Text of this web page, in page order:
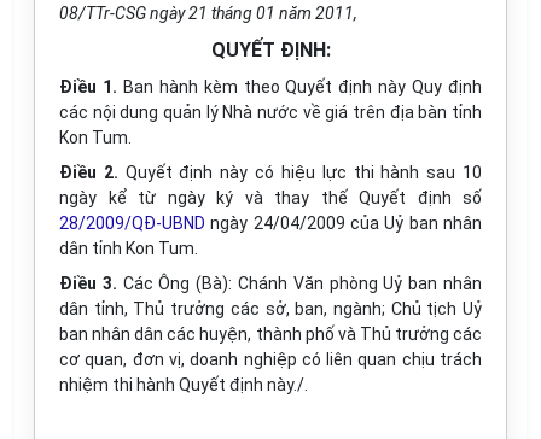
08/TTr-CSG ngày 21 tháng 01 năm 2011,
QUYẾT ĐỊNH:
Điều 1. Ban hành kèm theo Quyết định này Quy định
các nội dung quản lý Nhà nước về giá trên địa bàn tỉnh
Kon Tum.
Điều 2. Quyết định này có hiệu lực thi hành sau 10
ngày kể từ ngày ký và thay thế Quyết định số
28/2009/QĐ-UBND ngày 24/04/2009 của Uỷ ban nhân
dân tỉnh Kon Tum.
Điều 3. Các Ông (Bà): Chánh Văn phòng Uỷ ban nhân
dân tỉnh, Thủ trưởng các sở, ban, ngành; Chủ tịch Uỷ
ban nhân dân các huyện, thành phố và Thủ trưởng các
cơ quan, đơn vị, doanh nghiệp có liên quan chịu trách
nhiệm thi hành Quyết định này./.